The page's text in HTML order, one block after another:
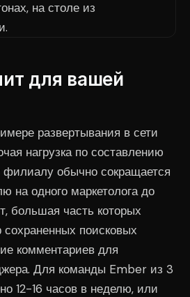
для вашей
развертывания в сети
нагрузка по составлению
филиалу обычно сокращается
на одного маркетолога до
большая часть которых
поисковых
комментариев для
Для команды Ember из 3
12-16 часов в неделю, или